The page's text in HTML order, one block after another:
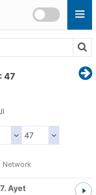
: 47
Network
Ayet